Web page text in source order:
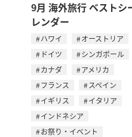
9月 海外旅行 ベストシ
レンダー
ハワイ
オーストリア
ドイツ
シンガポール
カナダ
アメリカ
フランス
スペイン
イギリス
イタリア
インドネシア
お祭り・イベント